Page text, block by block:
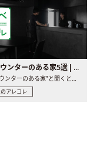
バーカウンターのある家5選 | 日常に馴染む“距離の近い”キッチンとは
のアレコレ